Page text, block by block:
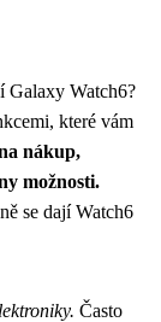
Galaxy Watch6?
které vám
nákup,
možnosti.
se dají Watch6
Často